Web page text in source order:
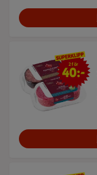
2 för 40 kr
2 för
40:-